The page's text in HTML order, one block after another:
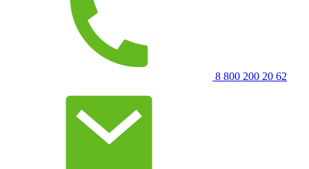
8 800 200 20 62